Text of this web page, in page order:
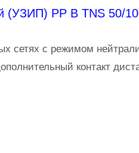
(УЗИП) PP B TNS 50/
сетях с режимом
контакт